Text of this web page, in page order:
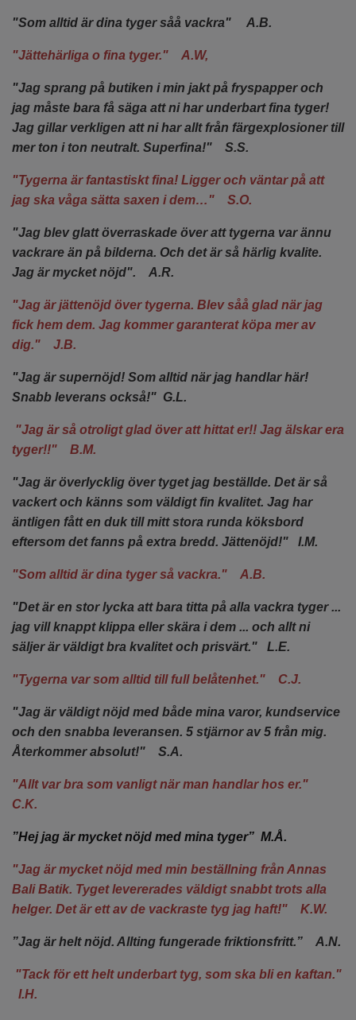
"Som alltid är dina tyger såå vackra" A.B.
"Jättehärliga o fina tyger." A.W,
"Jag sprang på butiken i min jakt på fryspapper och
jag måste bara få säga att ni har underbart fina tyger!
Jag gillar verkligen att ni har allt från färgexplosioner till
mer ton i ton neutralt. Superfina!" S.S.
"Tygerna är fantastiskt fina! Ligger och väntar på att
jag ska våga sätta saxen i dem…" S.O.
"Jag blev glatt överraskade över att tygerna var ännu
vackrare än på bilderna. Och det är så härlig kvalite.
Jag är mycket nöjd". A.R.
"Jag är jättenöjd över tygerna. Blev såå glad när jag
fick hem dem. Jag kommer garanterat köpa mer av
dig." J.B.
"Jag är supernöjd! Som alltid när jag handlar här!
Snabb leverans också!" G.L.
"Jag är så otroligt glad över att hittat er!! Jag älskar era
tyger!!" B.M.
"Jag är överlycklig över tyget jag beställde. Det är så
vackert och känns som väldigt fin kvalitet. Jag har
äntligen fått en duk till mitt stora runda köksbord
eftersom det fanns på extra bredd. Jättenöjd!" I.M.
"Som alltid är dina tyger så vackra." A.B.
"Det är en stor lycka att bara titta på alla vackra tyger ...
jag vill knappt klippa eller skära i dem ... och allt ni
säljer är väldigt bra kvalitet och prisvärt." L.E.
"Tygerna var som alltid till full belåtenhet." C.J.
"Jag är väldigt nöjd med både mina varor, kundservice
och den snabba leveransen. 5 stjärnor av 5 från mig.
Återkommer absolut!" S.A.
"Allt var bra som vanligt när man handlar hos er."
C.K.
”Hej jag är mycket nöjd med mina tyger” M.Å.
"Jag är mycket nöjd med min beställning från Annas
Bali Batik. Tyget levererades väldigt snabbt trots alla
helger. Det är ett av de vackraste tyg jag haft!" K.W.
”Jag är helt nöjd. Allting fungerade friktionsfritt.” A.N.
"Tack för ett helt underbart tyg, som ska bli en kaftan."
I.H.